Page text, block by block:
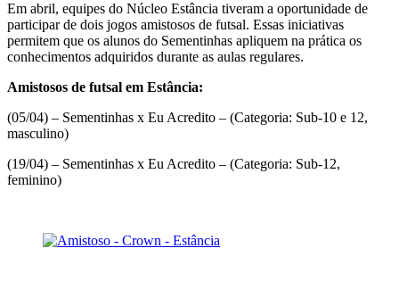
Em abril, equipes do Núcleo Estância tiveram a oportunidade de
participar de dois jogos amistosos de futsal. Essas iniciativas
permitem que os alunos do Sementinhas apliquem na prática os
conhecimentos adquiridos durante as aulas regulares.
Amistosos de futsal em Estância:
(05/04) – Sementinhas x Eu Acredito – (Categoria: Sub-10 e 12,
masculino)
(19/04) – Sementinhas x Eu Acredito – (Categoria: Sub-12,
feminino)